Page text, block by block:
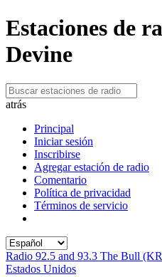
Estaciones de
Devine
atrás
Principal
Iniciar sesión
Inscribirse
Agregar estación de radio
Comentario
Política de privacidad
Términos de servicio
Radio 92.5 and 93.3 The Bull
Estados Unidos